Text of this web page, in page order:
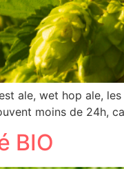
ale, wet hop ale,
moins de 24h,
BIO